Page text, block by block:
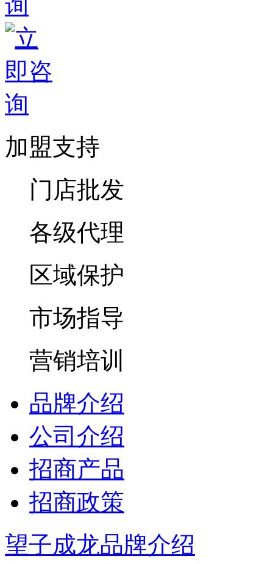
加盟支持
门店批发
各级代理
区域保护
市场指导
营销培训
品牌介绍
公司介绍
招商产品
招商政策
望子成龙品牌介绍